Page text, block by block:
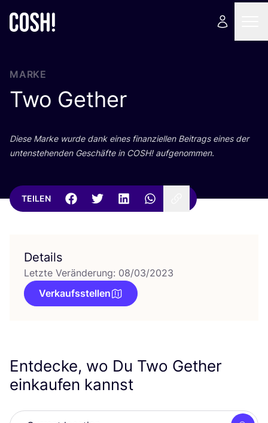
MARKE
Two Gether
Die­se Mar­ke wur­de dank eines finan­zi­el­len Bei­trags eines der
unten­ste­hen­den Geschäf­te in COSH! aufgenommen.
TEILEN
Details
Letzte Veränderung: 08/03/2023
Verkaufsstellen
Entdecke, wo Du Two Gether
einkaufen kannst